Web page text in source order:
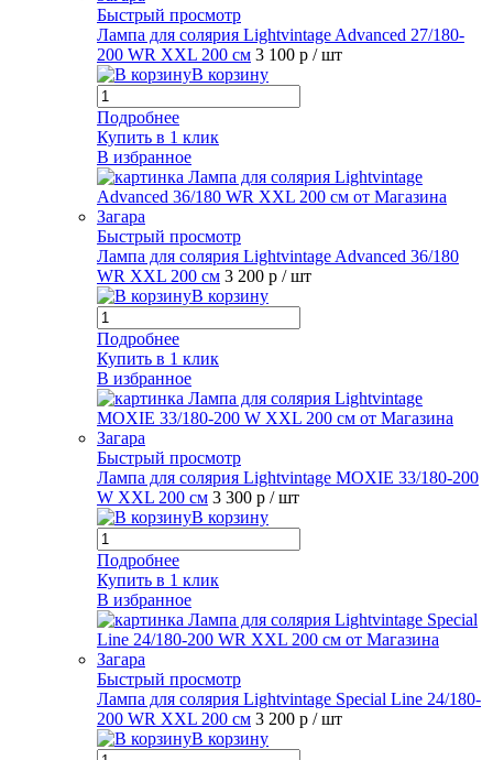
Быстрый просмотр
Лампа для солярия Lightvintage Advanced 27/180-
200 WR XXL 200 см 3 100 р / шт
В корзину
Подробнее
Купить в 1 клик
В избранное
Быстрый просмотр
Лампа для солярия Lightvintage Advanced 36/180
WR XXL 200 см 3 200 р / шт
В корзину
Подробнее
Купить в 1 клик
В избранное
Быстрый просмотр
Лампа для солярия Lightvintage MOXIE 33/180-200
W XXL 200 см 3 300 р / шт
В корзину
Подробнее
Купить в 1 клик
В избранное
Быстрый просмотр
Лампа для солярия Lightvintage Special Line 24/180-
200 WR XXL 200 см 3 200 р / шт
В корзину